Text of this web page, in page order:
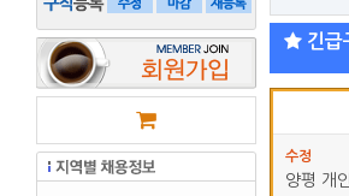
긴급
수정
양평 개